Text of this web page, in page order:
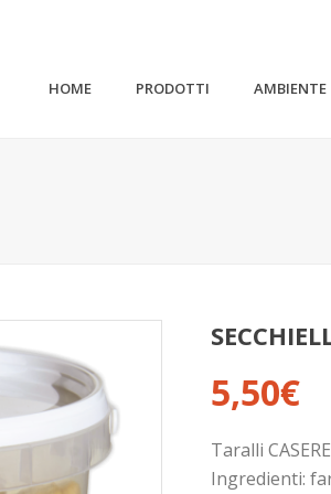
HOME PRODOTTI AMBIENTE
5,50€
Taralli
Ingredienti: